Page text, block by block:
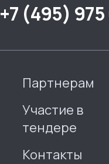
+7 (495)
Партнерам
Участие в
тендере
Контакты